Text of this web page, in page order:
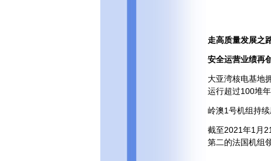
走高质量发展之
安全运营业绩再
大亚湾核电基地
运行超过100堆
岭澳1号机组持
截至2021年1月
第二的法国机组